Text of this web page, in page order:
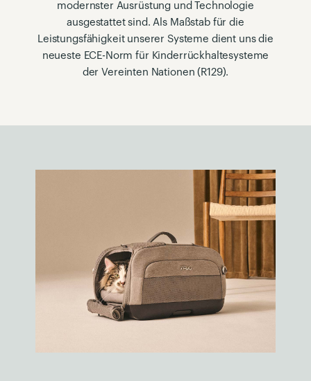
modernster Ausrüstung und Technologie
ausgestattet sind. Als Maßstab für die
Leistungsfähigkeit unserer Systeme dient uns die
neueste ECE-Norm für Kinderrückhaltesysteme
der Vereinten Nationen (R129).